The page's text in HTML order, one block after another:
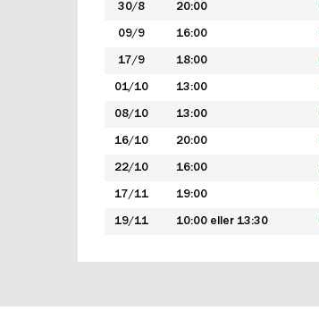
30/8 20:00
09/9 16:00
17/9 18:00
01/10 13:00
08/10 13:00
16/10 20:00
22/10 16:00
17/11 19:00
19/11 10:00 eller 13:30